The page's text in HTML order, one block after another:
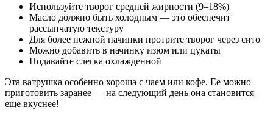
Используйте творог средней жирности (9–18%)
Масло должно быть холодным — это обеспечит
рассыпчатую текстуру
Для более нежной начинки протрите творог через сито
Можно добавить в начинку изюм или цукаты
Подавайте слегка охлажденной
Эта ватрушка особенно хороша с чаем или кофе. Ее можно
приготовить заранее — на следующий день она становится
еще вкуснее!